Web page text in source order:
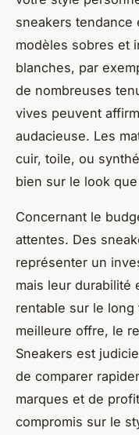
sneakers
modèles sobres et
blanches, par
de nombreuses
vives peuvent
audacieuse. Les
cuir, toile, ou
bien sur le look que
Concernant le
attentes. Des
représenter un
mais leur durabilité
rentable sur le long
meilleure offre, le
Sneakers est
de comparer
marques et de
compromis sur le